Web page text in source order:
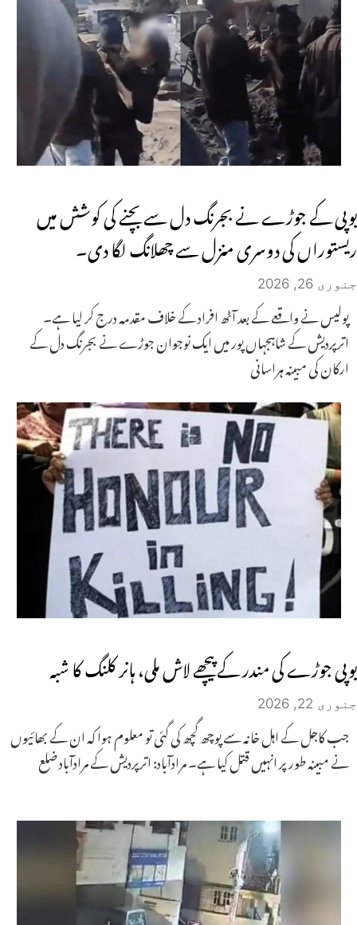
یوپی کے جوڑے نے بجرنگ دل سے بچنے کی کوشش میں
ریستوراں کی دوسری منزل سے چھلانگ لگا دی۔
جنوری 26, 2026
پولیس نے واقعے کے بعد آٹھ افراد کے خلاف مقدمہ درج کر لیا ہے۔
اترپردیش کے شاہجہاں پور میں ایک نوجوان جوڑے نے بجرنگ دل کے
ارکان کی مبینہ ہراسانی
یوپی جوڑے کی مندر کے پیچھے لاش ملی، ہانر کلنگ کا شبہ
جنوری 22, 2026
جب کاجل کے اہل خانہ سے پوچھ گچھ کی گئی تو معلوم ہوا کہ ان کے بھائیوں
نے مبینہ طور پر انہیں قتل کیا ہے۔ مرادآباد: اترپردیش کے مرادآباد ضلع